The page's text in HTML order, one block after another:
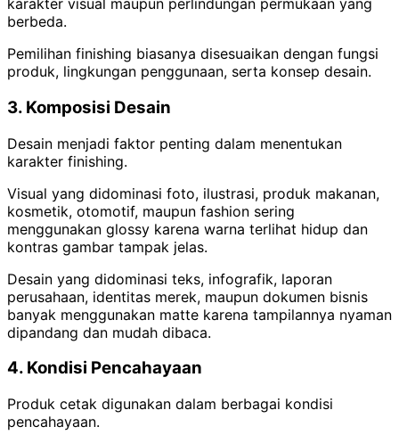
karakter visual maupun perlindungan permukaan yang
berbeda.
Pemilihan finishing biasanya disesuaikan dengan fungsi
produk, lingkungan penggunaan, serta konsep desain.
3. Komposisi Desain
Desain menjadi faktor penting dalam menentukan
karakter finishing.
Visual yang didominasi foto, ilustrasi, produk makanan,
kosmetik, otomotif, maupun fashion sering
menggunakan glossy karena warna terlihat hidup dan
kontras gambar tampak jelas.
Desain yang didominasi teks, infografik, laporan
perusahaan, identitas merek, maupun dokumen bisnis
banyak menggunakan matte karena tampilannya nyaman
dipandang dan mudah dibaca.
4. Kondisi Pencahayaan
Produk cetak digunakan dalam berbagai kondisi
pencahayaan.